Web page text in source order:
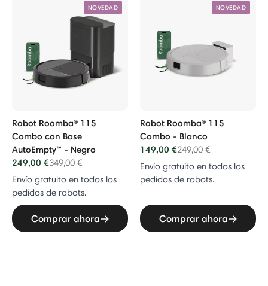
NOVEDAD
Robot Roomba® 115
Combo con Base
AutoEmpty™ - Negro
249,00 €Price reduced from
349,00 €to
Envío gratuito en todos los
pedidos de robots.
Comprar ahora
NOVEDAD
Robot Roomba® 115
Combo - Blanco
149,00 €Price reduced from
249,00 €to
Envío gratuito en todos los
pedidos de robots.
Comprar ahora